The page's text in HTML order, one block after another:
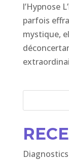
l’Hypnose
parfois
mystique,